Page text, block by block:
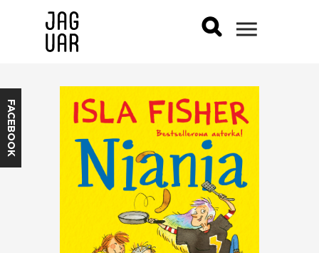
FACEBOOK